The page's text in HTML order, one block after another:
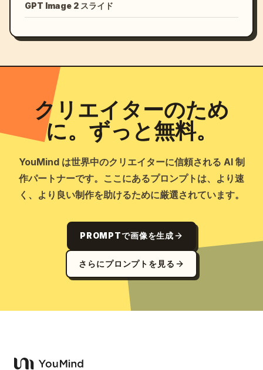
GPT Image 2 スライド
クリエイターのため
に。ずっと無料。
YouMind は世界中のクリエイターに信頼される AI 制
作パートナーです。ここにあるプロンプトは、より速
く、より良い制作を助けるために厳選されています。
PROMPTで画像を生成
さらにプロンプトを見る